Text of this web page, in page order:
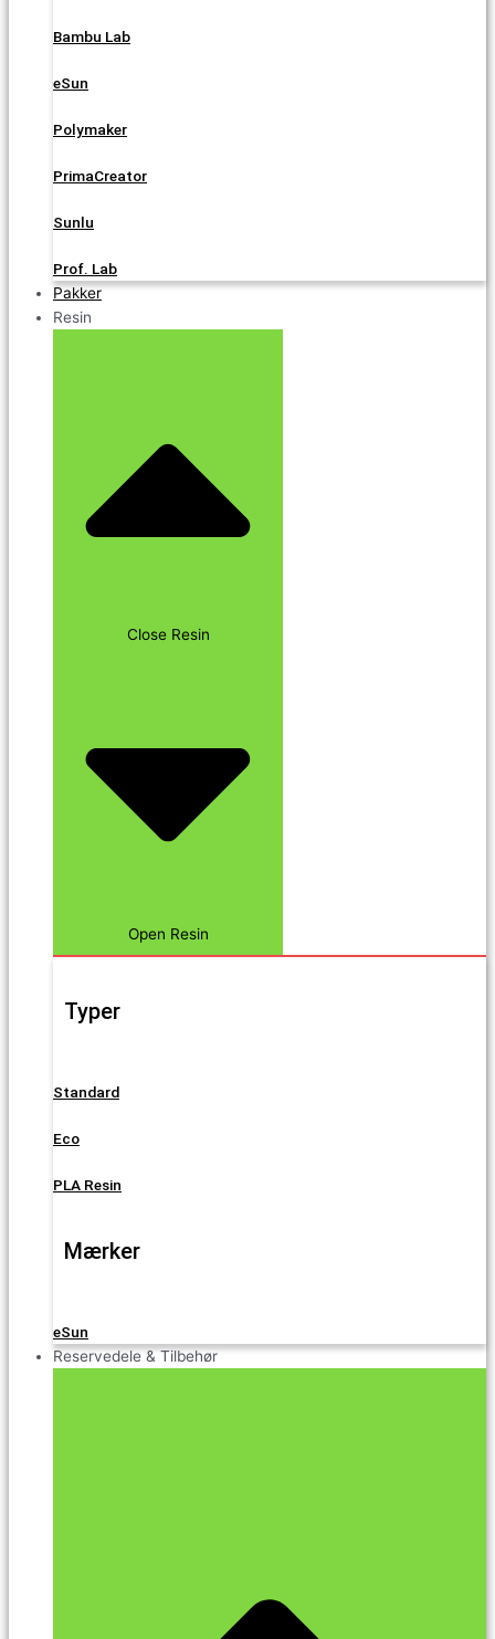
Bambu Lab
eSun
Polymaker
PrimaCreator
Sunlu
Prof. Lab
Pakker
Resin
Close Resin
Open Resin
Typer
Standard
Eco
PLA Resin
Mærker
eSun
Reservedele & Tilbehør